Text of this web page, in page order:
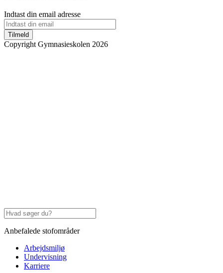
Indtast din email adresse
Tilmeld
Copyright Gymnasieskolen 2026
Anbefalede stofområder
Arbejdsmiljø
Undervisning
Karriere